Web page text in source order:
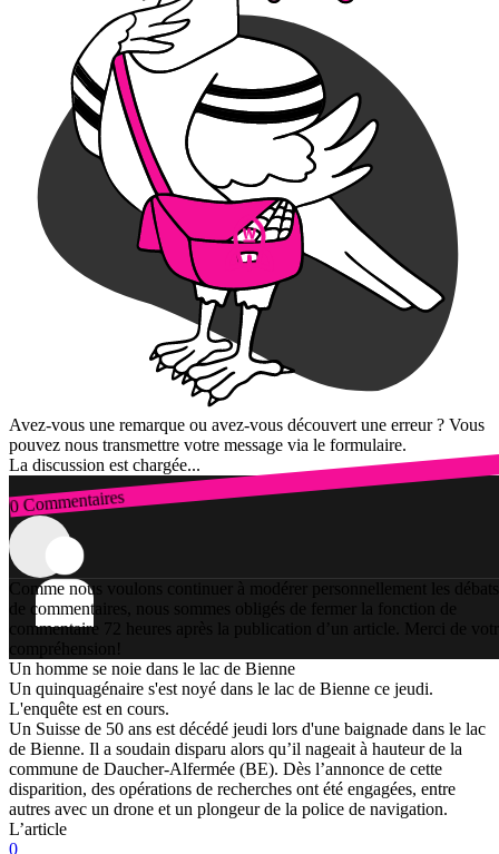
Avez-vous une remarque ou avez-vous découvert une erreur ? Vous
pouvez nous transmettre votre message via le formulaire.
La discussion est chargée...
0 Commentaires
Connexion
Comme nous voulons continuer à modérer personnellement les débats
de commentaires, nous sommes obligés de fermer la fonction de
commentaire 72 heures après la publication d’un article. Merci de
compréhension!
Un homme se noie dans le lac de Bienne
Un quinquagénaire s'est noyé dans le lac de Bienne ce jeudi.
L'enquête est en cours.
Un Suisse de 50 ans est décédé jeudi lors d'une baignade dans le lac
de Bienne. Il a soudain disparu alors qu’il nageait à hauteur de la
commune de Daucher-Alfermée (BE). Dès l’annonce de cette
disparition, des opérations de recherches ont été engagées, entre
autres avec un drone et un plongeur de la police de navigation.
L’article
0